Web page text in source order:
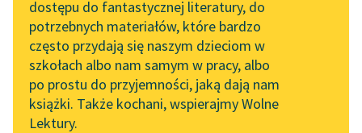
literatury skandynawskiej
Spotkanie z Katarzyną
Tunkiel w Oslo
102. lata temu zmarł
Joseph Conrad
API
OAI-PMH
Widget Wolnych Lektur
Przypisy
dostępu do fantastycznej literatury, do
potrzebnych materiałów, które bardzo
często przydają się naszym dzieciom w
szkołach albo nam samym w pracy, albo
po prostu do przyjemności, jaką dają nam
książki. Także kochani, wspierajmy Wolne
Lektury.
żyjątko, przyrosłe jak
drzewny grzyb do
biurka, żyjątko w
wysokim...